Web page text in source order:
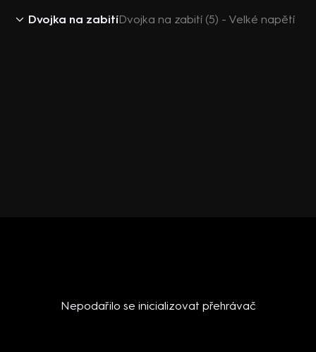
Dvojka na zabitíDvojka na zabití (5) - Velké napětí
Nepodařilo se inicializovat přehrávač